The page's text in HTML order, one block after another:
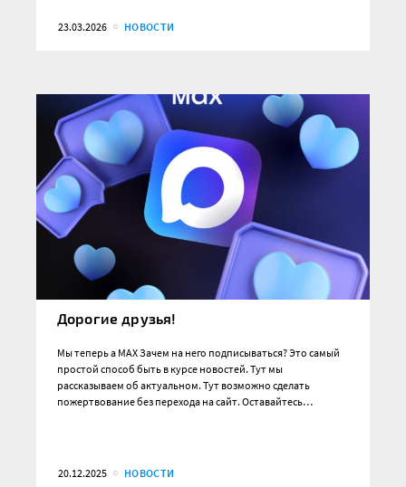
23.03.2026 НОВОСТИ
Дорогие друзья!
Мы теперь а MAX Зачем на него подписываться? Это самый
простой способ быть в курсе новостей. Тут мы
рассказываем об актуальном. Тут возможно сделать
пожертвование без перехода на сайт. Оставайтесь…
20.12.2025 НОВОСТИ